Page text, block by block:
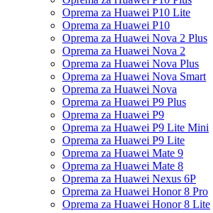
Oprema za Huawei P10 Lite
Oprema za Huawei P10
Oprema za Huawei Nova 2 Plus
Oprema za Huawei Nova 2
Oprema za Huawei Nova Plus
Oprema za Huawei Nova Smart
Oprema za Huawei Nova
Oprema za Huawei P9 Plus
Oprema za Huawei P9
Oprema za Huawei P9 Lite Mini
Oprema za Huawei P9 Lite
Oprema za Huawei Mate 9
Oprema za Huawei Mate 8
Oprema za Huawei Nexus 6P
Oprema za Huawei Honor 8 Pro
Oprema za Huawei Honor 8 Lite